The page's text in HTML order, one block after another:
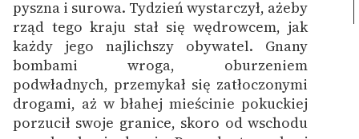
pyszna i surowa. Tydzień wystarczył, ażeby
rząd tego kraju stał się wędrowcem, jak
każdy jego najlichszy obywatel. Gnany
bombami wroga, oburzeniem
podwładnych, przemykał się zatłoczonymi
drogami, aż w błahej mieścinie pokuckiej
porzucił swoje granice, skoro od wschodu